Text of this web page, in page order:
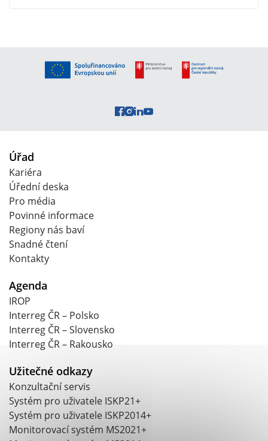
Úřad
Kariéra
Úřední deska
Pro média
Povinné informace
Regiony nás baví
Snadné čtení
Kontakty
Agenda
IROP
Interreg ČR – Polsko
Interreg ČR – Slovensko
Interreg ČR – Rakousko
Užitečné odkazy
Konzultační servis
Systém pro uživatele ISKP21+
Systém pro uživatele ISKP2014+
Monitorovací systém MS2021+